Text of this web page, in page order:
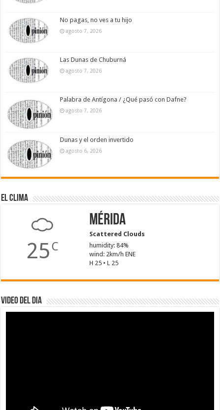
No pagas, no ves a tu hijo
agosto 7, 2026
Las Dunas de Chuburná
agosto 7, 2026
Palabra de Antígona / ¿Qué pasó con Dafne?
agosto 7, 2026
Dunas y el orden invertido
agosto 6, 2026
El Clima
25 C
Mérida
Scattered Clouds
humidity: 84%
wind: 2km/h ENE
H 25 • L 25
Video del dia